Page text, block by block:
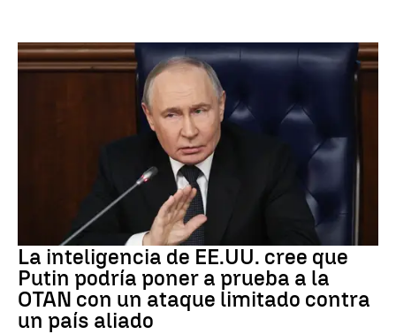
La inteligencia de EE.UU. cree que
Putin podría poner a prueba a la
OTAN con un ataque limitado contra
un país aliado